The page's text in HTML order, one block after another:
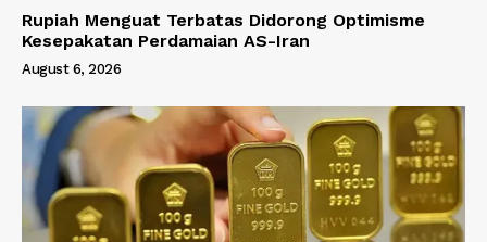
Rupiah Menguat Terbatas Didorong Optimisme
Kesepakatan Perdamaian AS-Iran
August 6, 2026